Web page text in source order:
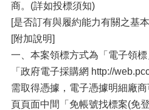
商。(詳如投標須知)
[是否訂有與履約能力有關之基
[附加說明]
一、本案領標方式為「電子領
「政府電子採購網 http://
需取得憑據，電子憑據明細廠
頁頁面中間「免帳號找標案(免